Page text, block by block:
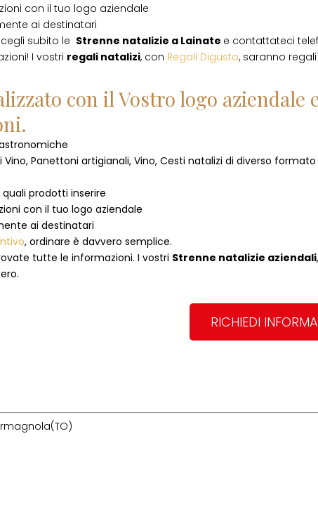
con il tuo logo aziendale
ai destinatari
subito le Strenne natalizie a Lainate e contattateci
I vostri regali natalizi, con Regali Digusto, saranno
con il Vostro logo
Panettoni artigianali, Vino, Cesti natalizi di diverso
prodotti inserire
con il tuo logo aziendale
ai destinatari
, ordinare è davvero semplice.
tutte le informazioni. I vostri Strenne natalizie aziendali
RICHIEDI